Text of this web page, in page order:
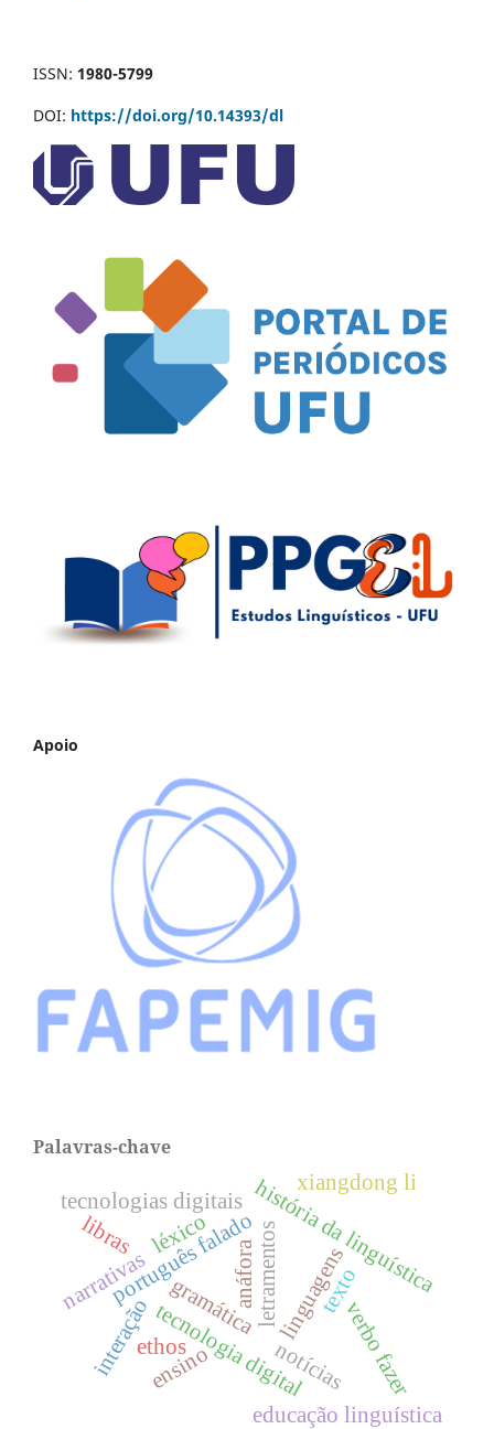
ISSN: 1980-5799
DOI: https://doi.org/10.14393/dl
Apoio
Palavras-chave
linguagens
letramentos
ensino
tecnologia digital
gramática
história da linguística
português falado texto
educação linguística
tecnologias digitais
xiangdong li
narrativas
interação verbo fazer
anáfora
ethos
léxico
libras
notícias